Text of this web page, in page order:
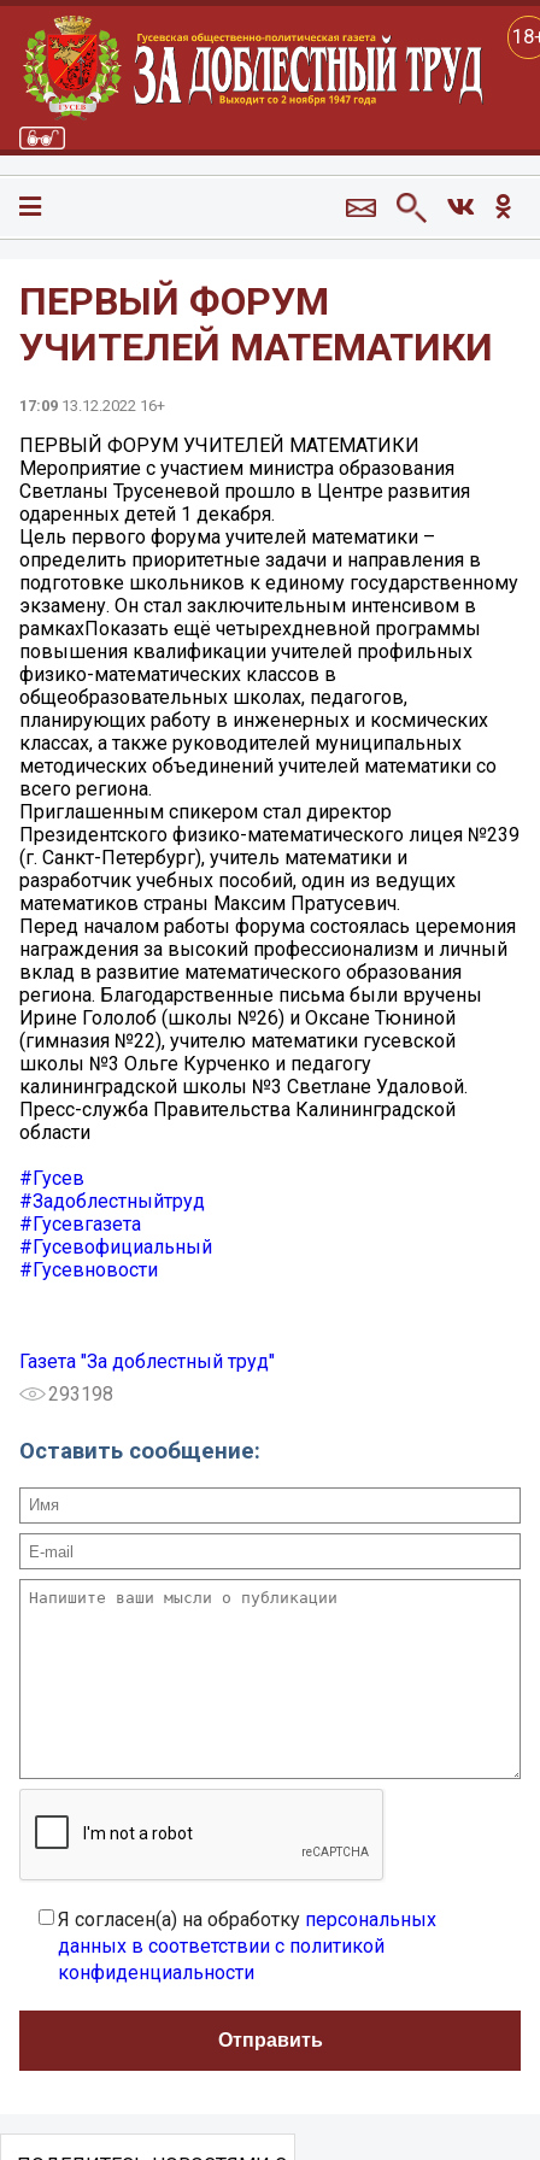
ПЕРВЫЙ ФОРУМ
УЧИТЕЛЕЙ МАТЕМАТИКИ
17:09 13.12.2022 16+
ПЕРВЫЙ ФОРУМ УЧИТЕЛЕЙ МАТЕМАТИКИ
Мероприятие с участием министра образования
Светланы Трусеневой прошло в Центре развития
одаренных детей 1 декабря.
Цель первого форума учителей математики –
определить приоритетные задачи и направления в
подготовке школьников к единому государственному
экзамену. Он стал заключительным интенсивом в
рамкахПоказать ещё четырехдневной программы
повышения квалификации учителей профильных
физико-математических классов в
общеобразовательных школах, педагогов,
планирующих работу в инженерных и космических
классах, а также руководителей муниципальных
методических объединений учителей математики со
всего региона.
Приглашенным спикером стал директор
Президентского физико-математического лицея №239
(г. Санкт-Петербург), учитель математики и
разработчик учебных пособий, один из ведущих
математиков страны Максим Пратусевич.
Перед началом работы форума состоялась церемония
награждения за высокий профессионализм и личный
вклад в развитие математического образования
региона. Благодарственные письма были вручены
Ирине Гололоб (школы №26) и Оксане Тюниной
(гимназия №22), учителю математики гусевской
школы №3 Ольге Курченко и педагогу
калининградской школы №3 Светлане Удаловой.
Пресс-служба Правительства Калининградской
области
#Гусев
#Задоблестныйтруд
#Гусевгазета
#Гусевофициальный
#Гусевновости
Газета "За доблестный труд"
293198
Оставить сообщение:
Я согласен(а) на обработку персональных
данных в соответствии с политикой
конфиденциальности